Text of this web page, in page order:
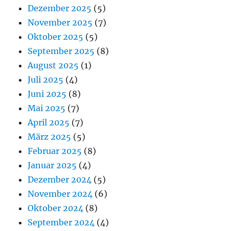
Dezember 2025 (5)
November 2025 (7)
Oktober 2025 (5)
September 2025 (8)
August 2025 (1)
Juli 2025 (4)
Juni 2025 (8)
Mai 2025 (7)
April 2025 (7)
März 2025 (5)
Februar 2025 (8)
Januar 2025 (4)
Dezember 2024 (5)
November 2024 (6)
Oktober 2024 (8)
September 2024 (4)